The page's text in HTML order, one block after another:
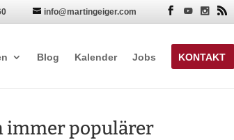
info@martingeiger.com  
Blog Kalender Jobs KONTAKT
immer populärer